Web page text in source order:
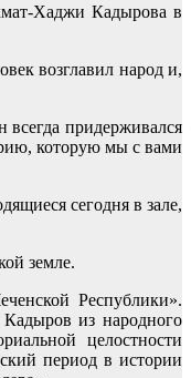
Хаджи Кадырова в
возглавил народ и,
придерживался
которую мы с вами
сегодня в зале,
земле.
Республики».
из народного
целостности
период в истории